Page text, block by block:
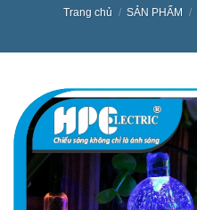
Trang chủ / SẢN PHẨM /